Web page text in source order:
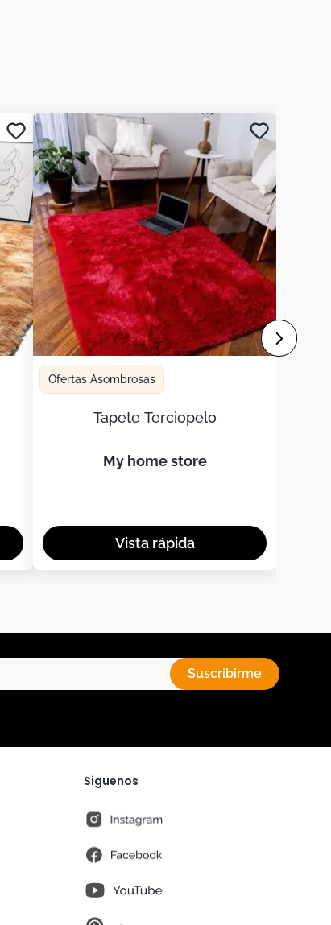
Ofertas Asombrosas
Tapete Terciopelo
my home store
Suscribirme
Siguenos
instagram
fb
You Tube
pt